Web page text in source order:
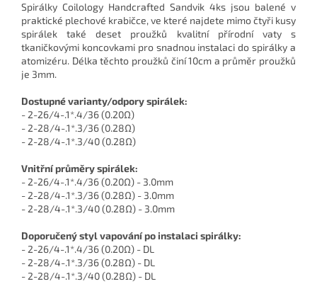
Spirálky Coilology Handcrafted Sandvik 4ks jsou balené v
praktické plechové krabičce, ve které najdete mimo čtyři kusy
spirálek také deset proužků kvalitní přírodní vaty s
tkaničkovými koncovkami pro snadnou instalaci do spirálky a
atomizéru. Délka těchto proužků činí 10cm a průměr proužků
je 3mm.
Dostupné varianty/odpory spirálek:
- 2-26/4-.1*.4/36 (0.20Ω)
- 2-28/4-.1*.3/36 (0.28Ω)
- 2-28/4-.1*.3/40 (0.28Ω)
Vnitřní průměry spirálek:
- 2-26/4-.1*.4/36 (0.20Ω) - 3.0mm
- 2-28/4-.1*.3/36 (0.28Ω) - 3.0mm
- 2-28/4-.1*.3/40 (0.28Ω) - 3.0mm
Doporučený styl vapování po instalaci spirálky:
- 2-26/4-.1*.4/36 (0.20Ω) - DL
- 2-28/4-.1*.3/36 (0.28Ω) - DL
- 2-28/4-.1*.3/40 (0.28Ω) - DL